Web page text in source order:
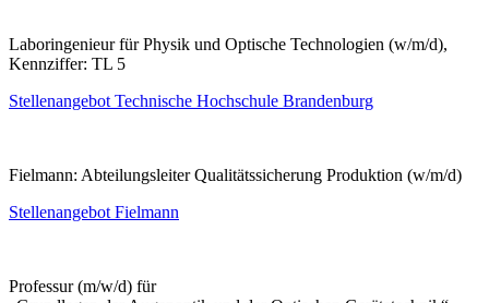
Laboringenieur für Physik und Optische Technologien (w/m/d),
Kennziffer: TL 5
Stellenangebot Technische Hochschule Brandenburg
Fielmann: Abteilungsleiter Qualitätssicherung Produktion (w/m/d)
Stellenangebot Fielmann
Professur (m/w/d) für